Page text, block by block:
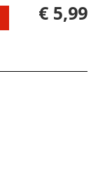
€ 5,99